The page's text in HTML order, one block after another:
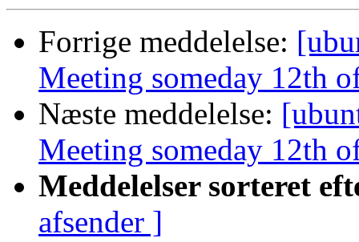
Forrige meddelelse:
Meeting someday 12th
Næste meddelelse:
Meeting someday 12th
Meddelelser sorteret
afsender ]